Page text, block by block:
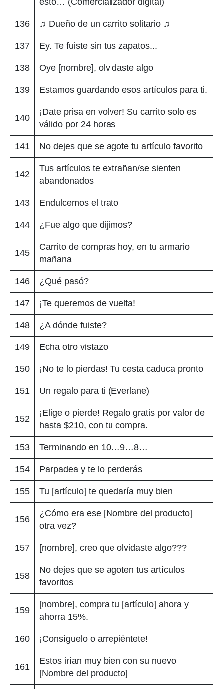
136 ♫ Dueño de un carrito solitario ♫
137 Ey. Te fuiste sin tus zapatos...
138 Oye [nombre], olvidaste algo
139 Estamos guardando esos artículos para ti.
140
¡Date prisa en volver! Su carrito solo es
válido por 24 horas
141 No dejes que se agote tu artículo favorito
142
Tus artículos te extrañan/se sienten
abandonados
143 Endulcemos el trato
144 ¿Fue algo que dijimos?
145
Carrito de compras hoy, en tu armario
mañana
146 ¿Qué pasó?
147 ¡Te queremos de vuelta!
148 ¿A dónde fuiste?
149 Echa otro vistazo
150 ¡No te lo pierdas! Tu cesta caduca pronto
151 Un regalo para ti (Everlane)
152
¡Elige o pierde! Regalo gratis por valor de
hasta $210, con tu compra.
153 Terminando en 10…9…8…
154 Parpadea y te lo perderás
155 Tu [artículo] te quedaría muy bien
156
¿Cómo era ese [Nombre del producto]
otra vez?
157 [nombre], creo que olvidaste algo???
158
No dejes que se agoten tus artículos
favoritos
159
[nombre], compra tu [artículo] ahora y
ahorra 15%.
160 ¡Consíguelo o arrepiéntete!
161
Estos irían muy bien con su nuevo
[Nombre del producto]